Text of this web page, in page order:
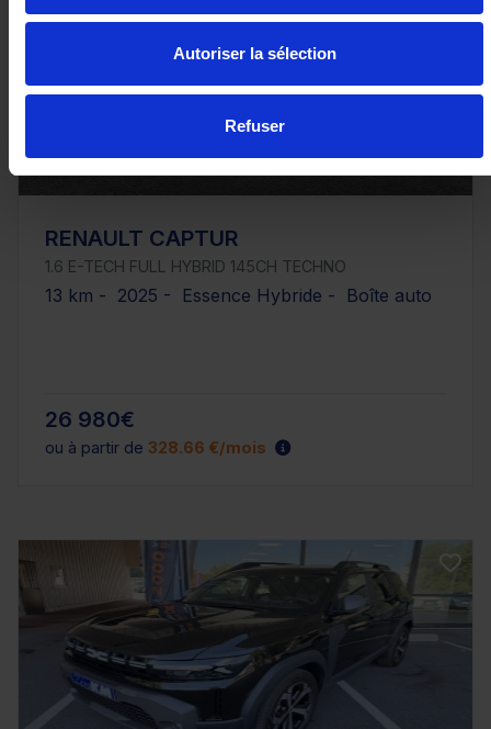
Autoriser la sélection
Refuser
RENAULT CAPTUR
1.6 E-TECH FULL HYBRID 145CH TECHNO
13 km - 2025 - Essence Hybride - Boîte auto
26 980€
ou à partir de 328.66 €/mois